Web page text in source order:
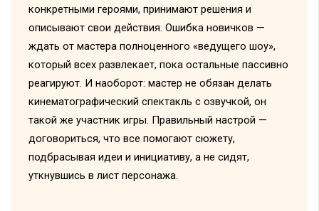
конкретными героями, принимают решения и
описывают свои действия. Ошибка новичков —
ждать от мастера полноценного «ведущего шоу»,
который всех развлекает, пока остальные пассивно
реагируют. И наоборот: мастер не обязан делать
кинематографический спектакль с озвучкой, он
такой же участник игры. Правильный настрой —
договориться, что все помогают сюжету,
подбрасывая идеи и инициативу, а не сидят,
уткнувшись в лист персонажа.